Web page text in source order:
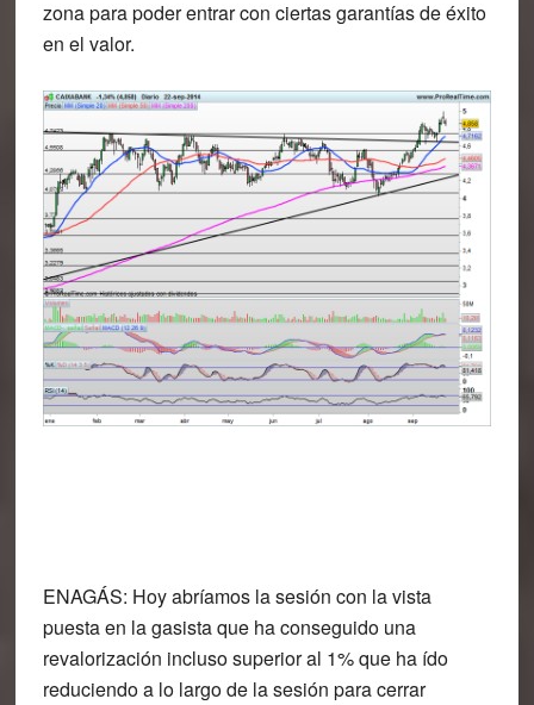
zona para poder entrar con ciertas garantías de éxito
en el valor.
ENAGÁS: Hoy abríamos la sesión con la vista
puesta en la gasista que ha conseguido una
revalorización incluso superior al 1% que ha ído
reduciendo a lo largo de la sesión para cerrar